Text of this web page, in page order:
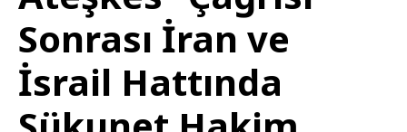
Sonrası İran ve
İsrail Hattında